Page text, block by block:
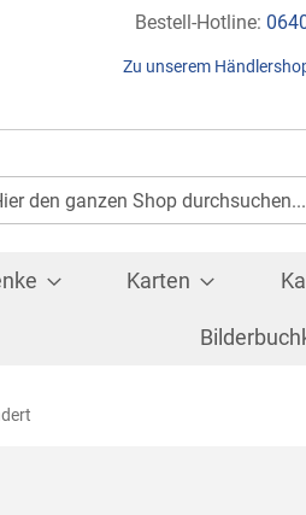
Bestell-Hotline:
Zu unserem
Karten